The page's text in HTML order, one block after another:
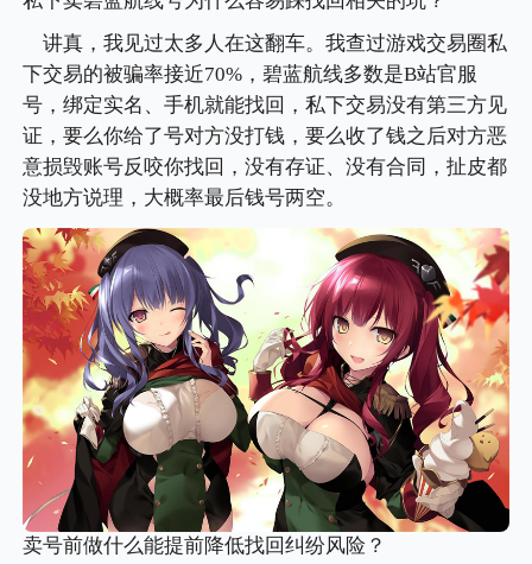
讲真，我见过太多人在这翻车。我查过游戏交易圈私
下交易的被骗率接近70%，碧蓝航线多数是B站官服
号，绑定实名、手机就能找回，私下交易没有第三方见
证，要么你给了号对方没打钱，要么收了钱之后对方恶
意损毁账号反咬你找回，没有存证、没有合同，扯皮都
没地方说理，大概率最后钱号两空。
卖号前做什么能提前降低找回纠纷风险？